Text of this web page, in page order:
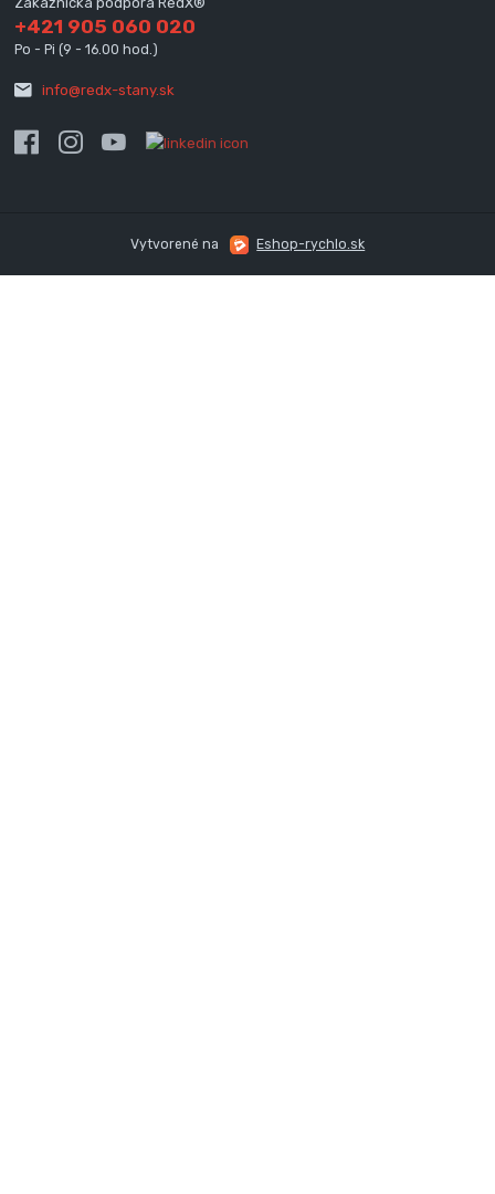
+421 905 060 020
Po - Pi (9 - 16.00 hod.)
info@redx-stany.sk
Vytvorené na Eshop-rychlo.sk